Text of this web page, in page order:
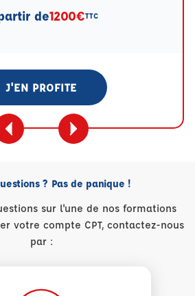
de1200€TTC
J'EN PROFITE
? Pas de panique !
sur l'une de nos formations
votre compte CPT, contactez-nous
par :